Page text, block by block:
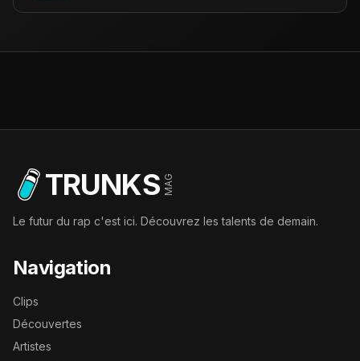
TRUNKS MAG
Le futur du rap c'est ici. Découvrez les talents de demain.
Navigation
Clips
Découvertes
Artistes